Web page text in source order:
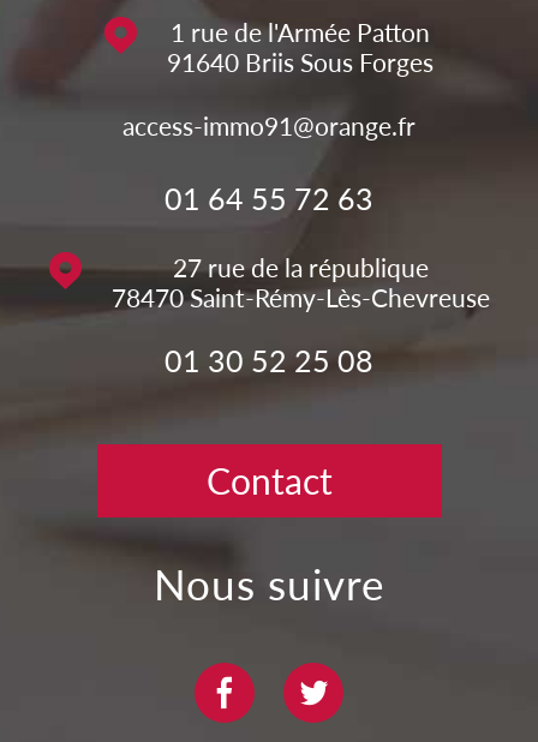
1 rue de l'Armée Patton
91640 Briis Sous Forges
access-immo91@orange.fr
01 64 55 72 63
27 rue de la république
78470 Saint-Rémy-Lès-Chevreuse
01 30 52 25 08
Contact
nous suivre